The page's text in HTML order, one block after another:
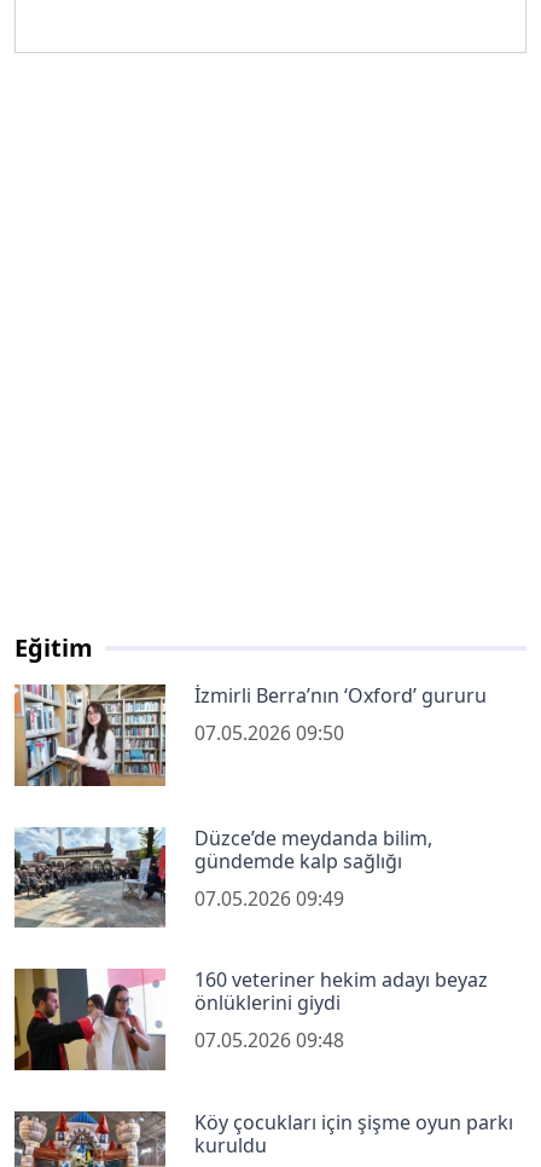
Eğitim
İzmirli Berra’nın ‘Oxford’ gururu
07.05.2026 09:50
Düzce’de meydanda bilim,
gündemde kalp sağlığı
07.05.2026 09:49
160 veteriner hekim adayı beyaz
önlüklerini giydi
07.05.2026 09:48
Köy çocukları için şişme oyun parkı
kuruldu